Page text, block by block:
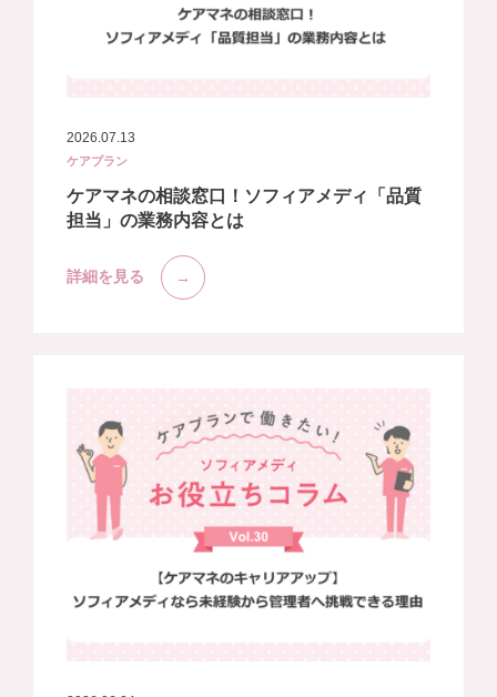
2026.07.13
ケアプラン
ケアマネの相談窓口！ソフィアメディ「品質
担当」の業務内容とは
詳細を見る